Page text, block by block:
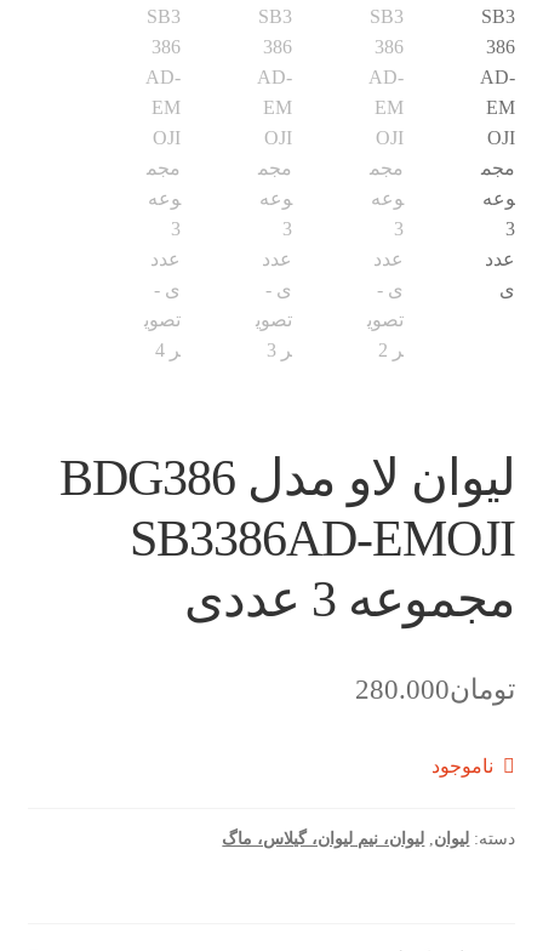
لیوان لاو مدل BDG386
SB3386AD-EMOJI
مجموعه 3 عددی
تومان280.000
ناموجود
دسته: لیوان, لیوان، نیم لیوان، گیلاس، ماگ